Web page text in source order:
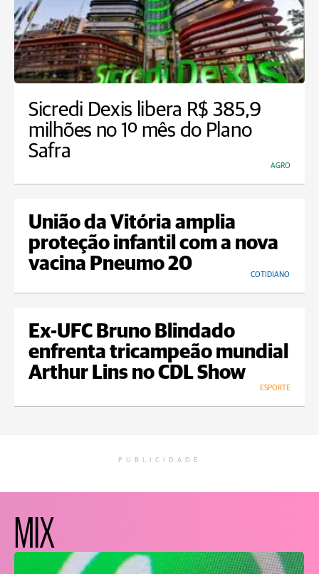
Sicredi Dexis libera R$ 385,9
milhões no 1º mês do Plano
Safra
AGRO
União da Vitória amplia
proteção infantil com a nova
vacina Pneumo 20
COTIDIANO
Ex-UFC Bruno Blindado
enfrenta tricampeão mundial
Arthur Lins no CDL Show
ESPORTE
PUBLICIDADE
MIX